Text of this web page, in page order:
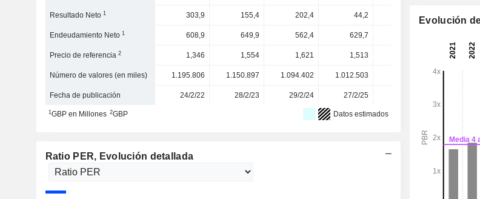
Resultado Neto1 303,9 155,4 202,4 44,2 145,6 167,7
Endeudamiento Neto1 608,9 649,9 562,4 629,7
Precio de referencia2 1,346 1,554 1,621 1,513 2,600
Número de valores (en miles) 1.195.806 1.150.897 1.094.402 1.012.503 971.746
Fecha de publicación 24/2/22 28/2/23 29/2/24 27/2/25
1GBP en Millones 2GBP Datos estimados
Ratio PER, Evolución detallada
Evolución